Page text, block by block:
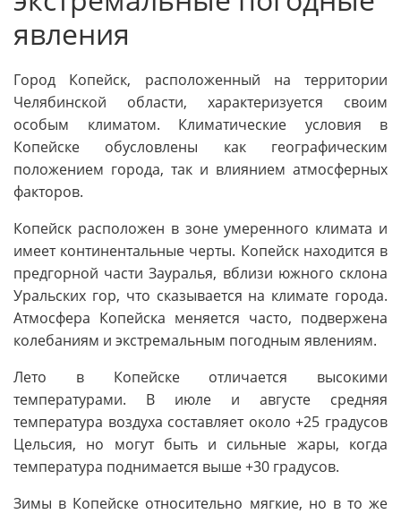
явления
Город Копейск, расположенный на территории
Челябинской области, характеризуется своим
особым климатом. Климатические условия в
Копейске обусловлены как географическим
положением города, так и влиянием атмосферных
факторов.
Копейск расположен в зоне умеренного климата и
имеет континентальные черты. Копейск находится в
предгорной части Зауралья, вблизи южного склона
Уральских гор, что сказывается на климате города.
Атмосфера Копейска меняется часто, подвержена
колебаниям и экстремальным погодным явлениям.
Лето в Копейске отличается высокими
температурами. В июле и августе средняя
температура воздуха составляет около +25 градусов
Цельсия, но могут быть и сильные жары, когда
температура поднимается выше +30 градусов.
Зимы в Копейске относительно мягкие, но в то же